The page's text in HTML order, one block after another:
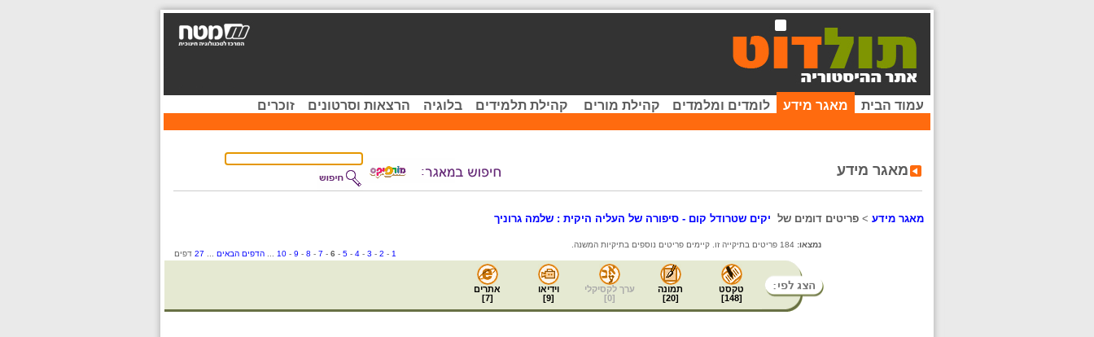
עמוד הבית מאגר מידע לומדים ומלמדים קהילת מורים קהילת תלמידים בלוגיה הרצאות וסרטונים זוכרים
מאגר מידע
מאגר מידע > פריטים דומים של יקים שטרודל קום - סיפורה של העליה היקית : שלמה גרוניך
נמצאו:
1
-
2
-
3
-
4
-
5
-
6
-
7
-
8
-
9
-
10 הדפים הבאים 27 דפים
טקסט
[
148
]
תמונה
[
20
]
ערך לקסיקלי
[
0
]
וידיאו
[
9
]
אתרים
[
7
]